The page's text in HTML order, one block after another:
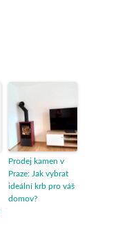
Prodej kamen v
Praze: Jak vybrat
ideální krb pro váš
domov?